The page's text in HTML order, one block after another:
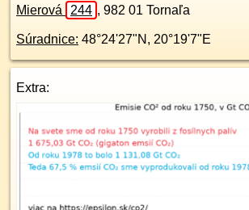
Mierová 244 , 982 01 Tornaľa
Súradnice: 48°24'27"N , 20°19'7"E
Extra: